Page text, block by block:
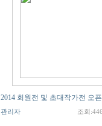
2014 회원전 및 초대작가전 오
관리자 조회